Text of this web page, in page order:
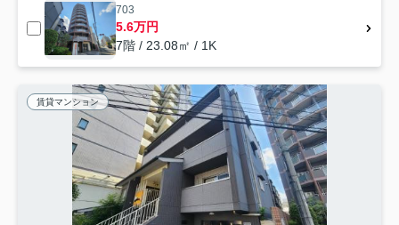
703
5.6万円
7階 / 23.08㎡ / 1K
賃貸マンション